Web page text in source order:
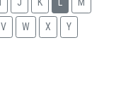
V W X Y